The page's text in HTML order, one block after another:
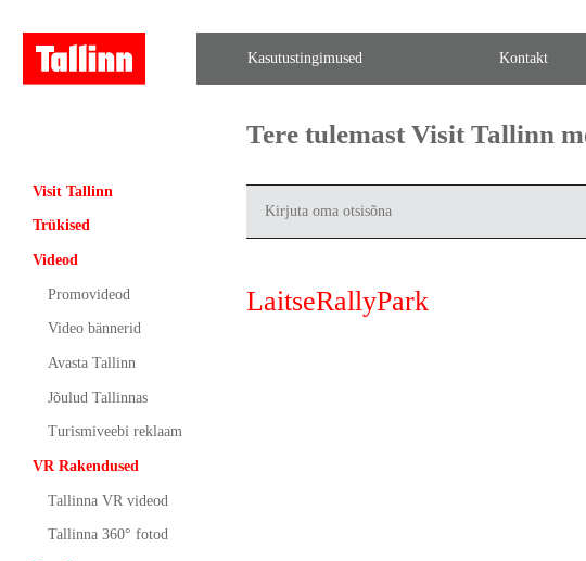
Kasutustingimused Kontakt
Visit Tallinn
Trükised
Videod
Promovideod
Video bännerid
Avasta Tallinn
Jõulud Tallinnas
Turismiveebi reklaam
VR Rakendused
Tallinna VR videod
Tallinna 360° fotod
Tere tulemast Visit Tallinn
LaitseRallyPark